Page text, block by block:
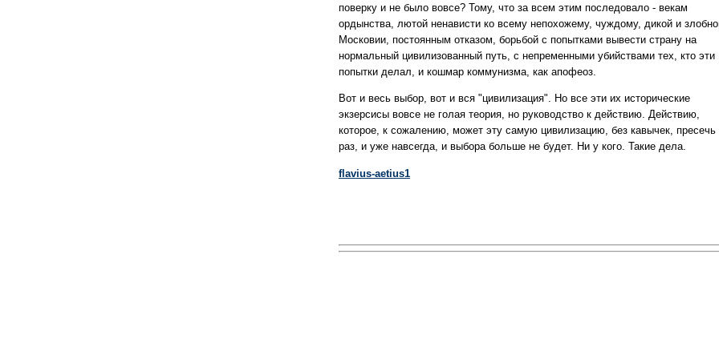
поверку и не было вовсе? Тому, что за всем этим последовало - векам
ордынства, лютой ненависти ко всему непохожему, чуждому, дикой и
Московии, постоянным отказом, борьбой с попытками вывести страну на
нормальный цивилизованный путь, с непременными убийствами тех, кто эти
попытки делал, и кошмар коммунизма, как апофеоз.
Вот и весь выбор, вот и вся "цивилизация". Но все эти их исторические
экзерсисы вовсе не голая теория, но руководство к действию. Действию,
которое, к сожалению, может эту самую цивилизацию, без кавычек, пресечь
раз, и уже навсегда, и выбора больше не будет. Ни у кого. Такие дела.
flavius-aetius1